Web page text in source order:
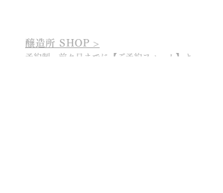
醸造所 SHOP >
予約制。前々日までに 【ご予約フォーム】
よ